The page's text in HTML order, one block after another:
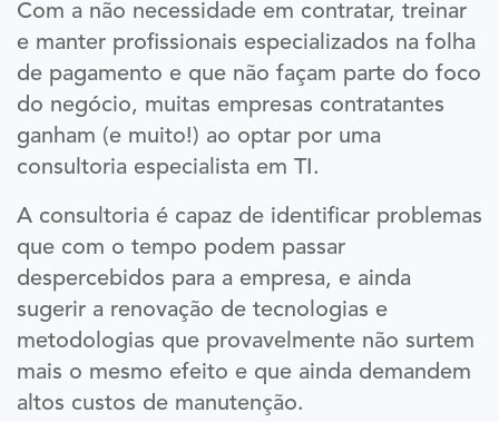
Com a não necessidade em contratar, treinar
e manter profissionais especializados na folha
de pagamento e que não façam parte do foco
do negócio, muitas empresas contratantes
ganham (e muito!) ao optar por uma
consultoria especialista em TI.
A consultoria é capaz de identificar problemas
que com o tempo podem passar
despercebidos para a empresa, e ainda
sugerir a renovação de tecnologias e
metodologias que provavelmente não surtem
mais o mesmo efeito e que ainda demandem
altos custos de manutenção.